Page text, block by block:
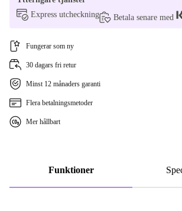
röd | 64 GB
Express utcheckning
Betala senare med
Fungerar som ny
30 dagars fri retur
Minst 12 månaders garanti
Flera betalningsmetoder
Mer hållbart
Funktioner